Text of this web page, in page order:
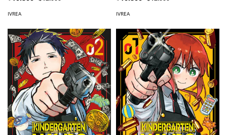
IVREA IVREA